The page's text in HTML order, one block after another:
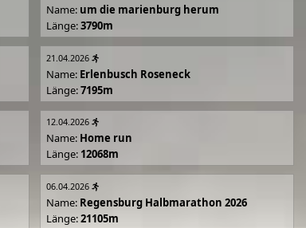
Name: um die marienburg herum
Länge:3790m
21.04.2026
Name: Erlenbusch Roseneck
Länge:7195m
12.04.2026
Name: Home run
Länge: 12068m
06.04.2026
Name: Regensburg Halbmarathon 2026
Länge:21105m